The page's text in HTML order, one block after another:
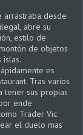
arrastraba desde
abre su
estilo de
de objetos
islas.
es
Tras varios
tener sus propias
ende
Trader Vic
el duelo mas